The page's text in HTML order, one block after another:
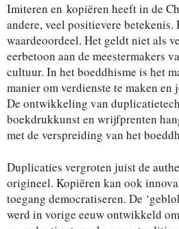
Imiteren en kopiëren heeft in de
andere, veel positievere betekenis.
waardeoordeel. Het geldt niet als
eerbetoon aan de meestermakers
cultuur. In het boeddhisme is het
manier om verdienste te maken en
De ontwikkeling van
boekdrukkunst en wrijfprenten
met de verspreiding van het
Duplicaties vergroten juist de
origineel. Kopiëren kan ook
toegang democratiseren. De
werd in vorige eeuw ontwikkeld